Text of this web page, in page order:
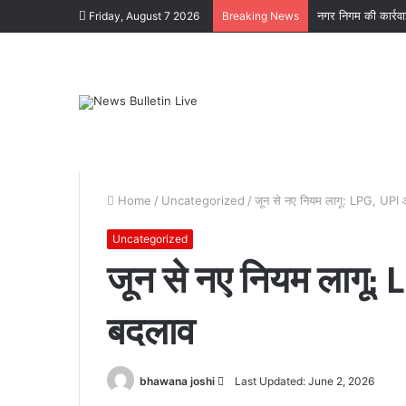
Friday, August 7 2026 Breaking News नगर निगम की
Home / Uncategorized / जून से नए नियम लागू: LPG, UPI
Uncategorized
जून से नए नियम लागू:
बदलाव
bhawana joshi
Send
Last Updated: June 2, 2026
तिहरे